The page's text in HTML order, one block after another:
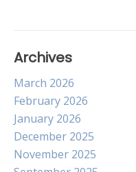
Archives
March 2026
February 2026
January 2026
December 2025
November 2025